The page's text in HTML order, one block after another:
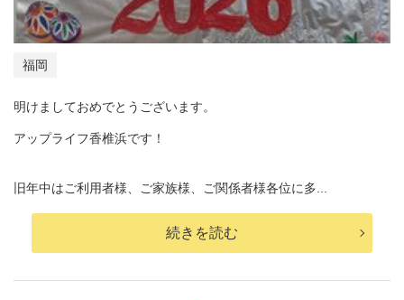
福岡
明けましておめでとうございます。
アップライフ香椎浜です！
旧年中はご利用者様、ご家族様、ご関係者様各位に多...
続きを読む